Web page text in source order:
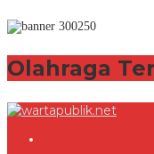
Olahraga